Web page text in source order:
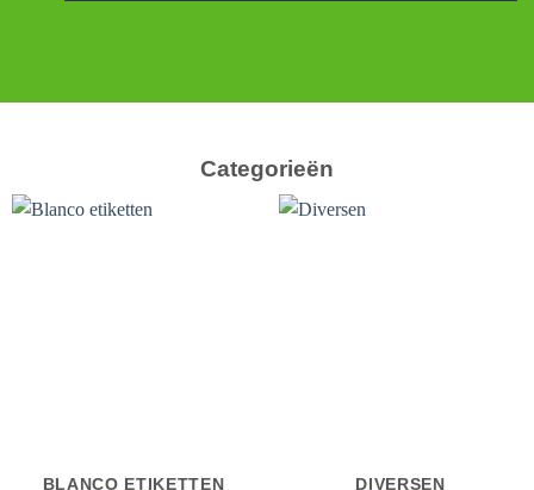
Categorieën
BLANCO ETIKETTEN DIVERSEN